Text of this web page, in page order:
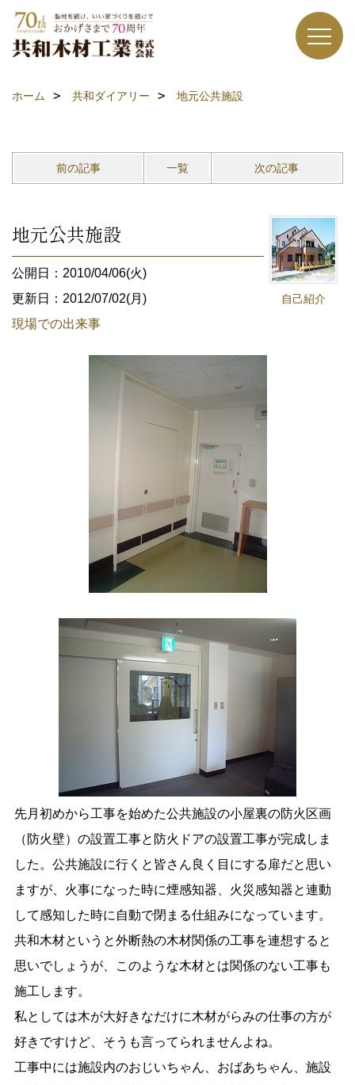
ホーム 共和ダイアリー 地元公共施設
前の記事 一覧 次の記事
自己紹介
地元公共施設
公開日：2010/04/06(火)
更新日：2012/07/02(月)
現場での出来事
先月初めから工事を始めた公共施設の小屋裏の防火区画
（防火壁）の設置工事と防火ドアの設置工事が完成しま
した。公共施設に行くと皆さん良く目にする扉だと思い
ますが、火事になった時に煙感知器、火災感知器と連動
して感知した時に自動で閉まる仕組みになっています。
共和木材というと外断熱の木材関係の工事を連想すると
思いでしょうが、このような木材とは関係のない工事も
施工します。
私としては木が大好きなだけに木材がらみの仕事の方が
好きですけど、そうも言ってられませんよね。
工事中には施設内のおじいちゃん、おばあちゃん、施設